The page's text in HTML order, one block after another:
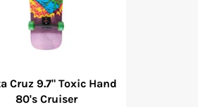
Cruz 9.7" Toxic Hand
80's Cruiser